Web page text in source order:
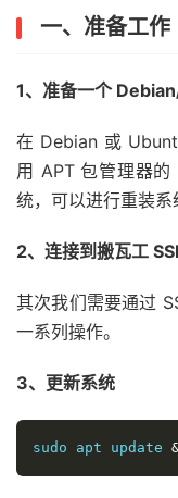
一、准备工作
1、准备一个
在 Debian 或
用 APT 包管理器
统，可以进行重装系
2、连接到搬瓦工
其次我们需要通过
一系列操作。
3、更新系统
sudo apt update